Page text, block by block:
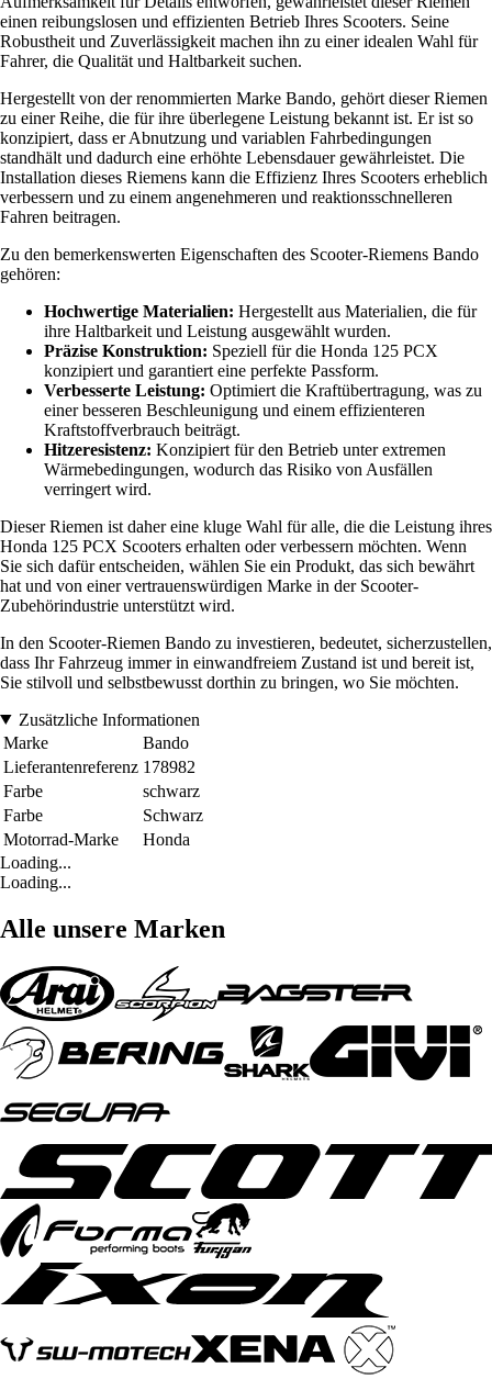
einen reibungslosen und effizienten Betrieb Ihres Scooters. Seine
Robustheit und Zuverlässigkeit machen ihn zu einer idealen Wahl für
Fahrer, die Qualität und Haltbarkeit suchen.
Hergestellt von der renommierten Marke Bando, gehört dieser Riemen
zu einer Reihe, die für ihre überlegene Leistung bekannt ist. Er ist so
konzipiert, dass er Abnutzung und variablen Fahrbedingungen
standhält und dadurch eine erhöhte Lebensdauer gewährleistet. Die
Installation dieses Riemens kann die Effizienz Ihres Scooters erheblich
verbessern und zu einem angenehmeren und reaktionsschnelleren
Fahren beitragen.
Zu den bemerkenswerten Eigenschaften des Scooter-Riemens Bando
gehören:
Hochwertige Materialien: Hergestellt aus Materialien, die für
ihre Haltbarkeit und Leistung ausgewählt wurden.
Präzise Konstruktion: Speziell für die Honda 125 PCX
konzipiert und garantiert eine perfekte Passform.
Verbesserte Leistung: Optimiert die Kraftübertragung, was zu
einer besseren Beschleunigung und einem effizienteren
Kraftstoffverbrauch beiträgt.
Hitzeresistenz: Konzipiert für den Betrieb unter extremen
Wärmebedingungen, wodurch das Risiko von Ausfällen
verringert wird.
Dieser Riemen ist daher eine kluge Wahl für alle, die die Leistung ihres
Honda 125 PCX Scooters erhalten oder verbessern möchten. Wenn
Sie sich dafür entscheiden, wählen Sie ein Produkt, das sich bewährt
hat und von einer vertrauenswürdigen Marke in der Scooter-
Zubehörindustrie unterstützt wird.
In den Scooter-Riemen Bando zu investieren, bedeutet, sicherzustellen,
dass Ihr Fahrzeug immer in einwandfreiem Zustand ist und bereit ist,
Sie stilvoll und selbstbewusst dorthin zu bringen, wo Sie möchten.
Zusätzliche Informationen
Marke
Bando
Lieferantenreferenz 178982
Farbe
schwarz
Farbe
Schwarz
Motorrad-Marke
Honda
Loading...
Loading...
Alle unsere Marken